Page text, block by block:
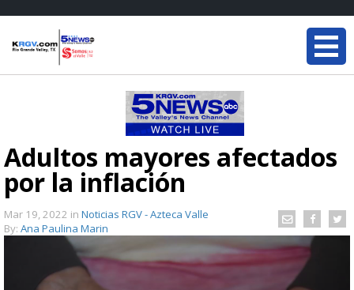
Adultos mayores afectados
por la inflación
Mar 19, 2022 in Noticias RGV - Azteca Valle
By: Ana Paulina Marin